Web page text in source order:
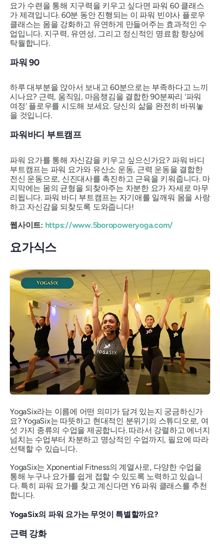
요가 수련을 통해 지구력을 키우고 싶다면 파워 60 클래스
가 제격입니다. 60분 동안 진행되는 이 파워 빈야사 플로우
클래스는 몸을 강화하고 유연하게 만들어주는 효과적인 수
업입니다. 지구력, 유연성, 그리고 정신적인 명료함 향상에
탁월합니다.
파워 90
하루 대부분을 앉아서 보내고 60분으로는 부족하다고 느끼
시나요? 근력, 움직임, 마음챙김을 결합한 90분짜리 '파워
여정' 플로우를 시도해 보세요. 당신의 삶을 완전히 바꿔놓
을 것입니다.
파워바디 부트캠프
파워 요가를 통해 자신감을 키우고 싶으신가요? 파워 바디
부트캠프는 파워 요가와 유산소 운동, 근력 운동을 결합한
전신 운동으로, 신진대사를 촉진하고 근육을 키워줍니다. 마
지막에는 몸의 균형을 되찾아주는 차분한 요가 자세로 마무
리됩니다. 파워 바디 부트캠프는 자기애를 일깨워 몸을 사랑
하고 자신감을 되찾도록 도와줍니다!
웹사이트: https://www.5boropoweryoga.com/
요가식스
YogaSix라는 이름에 어떤 의미가 담겨 있는지 궁금하신가
요? YogaSix는 따뜻하고 현대적인 분위기의 스튜디오로, 여
섯 가지 종류의 수업을 제공합니다. 따라서 강렬하고 에너지
넘치는 수업부터 차분하고 명상적인 수업까지, 필요에 따라
선택할 수 있습니다.
YogaSix는 Xponential Fitness의 계열사로, 다양한 수업을
통해 누구나 요가를 쉽게 접할 수 있도록 노력하고 있습니
다. 특히 파워 요가를 찾고 계신다면 Y6 파워 클래스를 추천
합니다.
YogaSix의 파워 요가는 무엇이 특별할까요?
근력 강화